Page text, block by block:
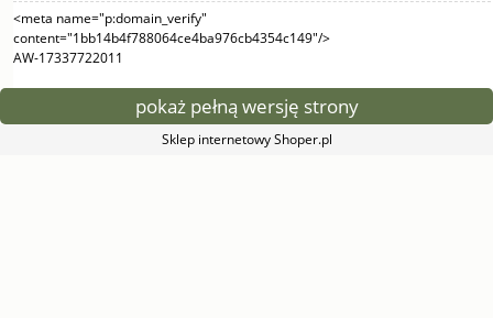
<meta name="p:domain_verify"
content="1bb14b4f788064ce4ba976cb4354c149"/>
AW-17337722011
pokaż pełną wersję strony
Sklep internetowy Shoper.pl